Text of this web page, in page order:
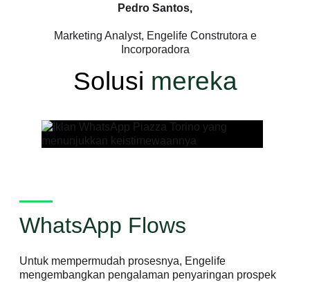
Pedro Santos,
Marketing Analyst, Engelife Construtora e
Incorporadora
Solusi mereka
WhatsApp Flows
Untuk mempermudah prosesnya, Engelife
mengembangkan pengalaman penyaringan prospek